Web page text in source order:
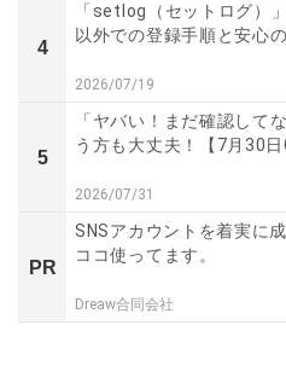
4
「setlog（セットログ）
以外での登録手順と安心
2026/07/19
5
「ヤバい！まだ確認して
う方も大丈夫！【7月30日
2026/07/31
PR
SNSアカウントを着実に
ココ使ってます。
Dreaw合同会社